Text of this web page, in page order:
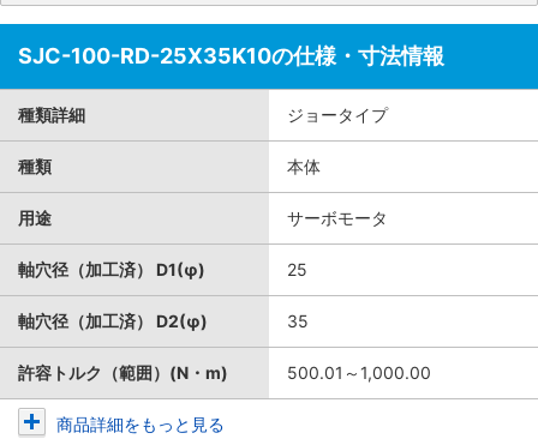
SJC-100-RD-25X35K10の仕様・寸法情報
種類詳細 ジョータイプ
種類 本体
用途 サーボモータ
軸穴径（加工済） D1(φ) 25
軸穴径（加工済） D2(φ) 35
許容トルク（範囲）(N・m) 500.01～1,000.00
商品詳細をもっと見る